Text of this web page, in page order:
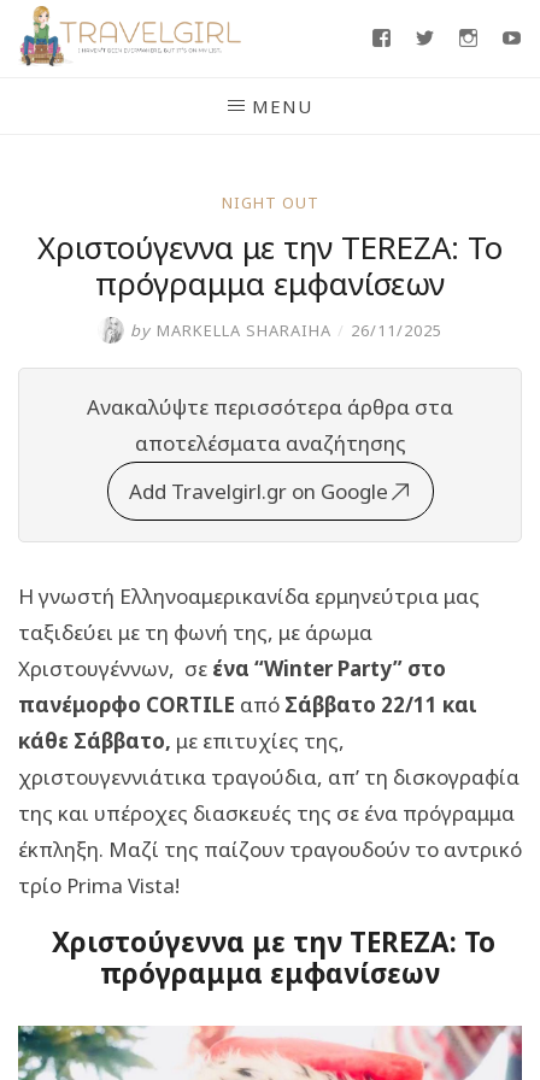
Skip
FacebookTwitter
MENU
NIGHT OUT
Χριστούγεννα με την TEREZA: Το
πρόγραμμα εμφανίσεων
by MARKELLA SHARAIHA / 26/11/2025
Ανακαλύψτε περισσότερα άρθρα στα
αποτελέσματα αναζήτησης
Add Travelgirl.gr on Google
Η γνωστή Ελληνοαμερικανίδα ερμηνεύτρια μας
ταξιδεύει με τη φωνή της, με άρωμα
Χριστουγέννων, σε ένα “Winter Party” στο
πανέμορφο CORTILE από Σάββατο 22/11 και
κάθε Σάββατο, με επιτυχίες της,
χριστουγεννιάτικα τραγούδια, απ’ τη δισκογραφία
της και υπέροχες διασκευές της σε ένα πρόγραμμα
έκπληξη. Μαζί της παίζουν τραγουδούν το αντρικό
τρίο Prima Vista!
Χριστούγεννα με την TEREZA: Το
πρόγραμμα εμφανίσεων